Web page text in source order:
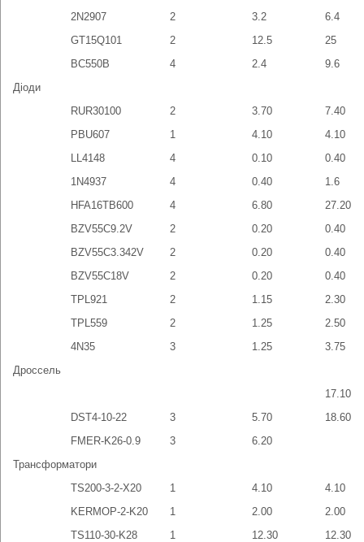
2N2907
2 3.2
6.4
GT15Q101
2 12.5
25
BC550B
4 2.4
9.6
Діоди
RUR30100
2 3.70
7.40
PBU607
1 4.10
4.10
LL4148
4 0.10
0.40
1N4937
4 0.40
1.6
HFA16TB600
4 6.80
27.20
BZV55C9.2V
2 0.20
0.40
BZV55C3.342V
2 0.20
0.40
BZV55C18V
2 0.20
0.40
TPL921
2 1.15
2.30
TPL559
2 1.25
2.50
4N35
3 1.25
3.75
Дроссель
17.10
DST4-10-22
3 5.70
18.60
FMER-K26-0.9
3
6.20
Трансформатори
TS200-3-2-X20
1 4.10
4.10
KERMOP-2-K20
1 2.00
2.00
TS110-30-K28
1 12.30
12.30